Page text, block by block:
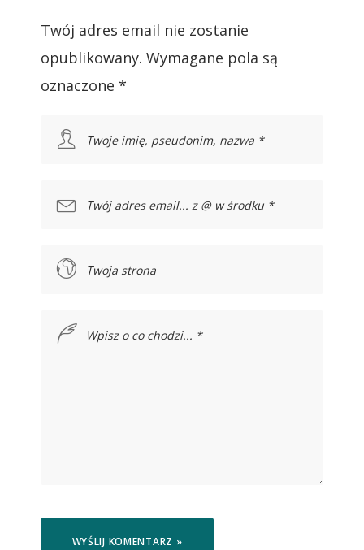
Twój adres email nie zostanie
opublikowany. Wymagane pola są
oznaczone *